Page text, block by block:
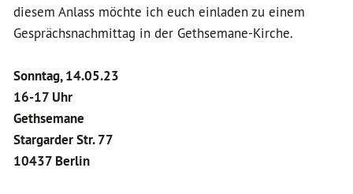
diesem Anlass möchte ich euch einladen zu einem
Gesprächsnachmittag in der Gethsemane-Kirche.
Sonntag, 14.05.23
16-17 Uhr
Gethsemane
Stargarder Str. 77
10437 Berlin